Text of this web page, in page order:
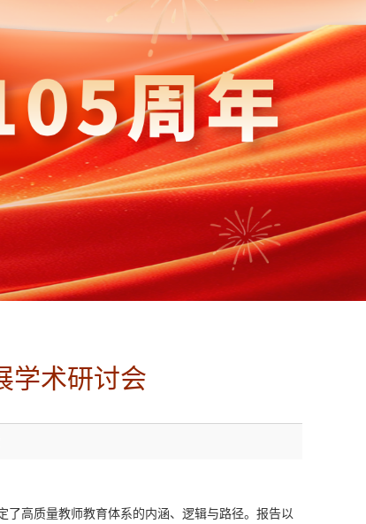
学术研讨会
高质量教师教育体系的内涵、逻辑与路径。报告以